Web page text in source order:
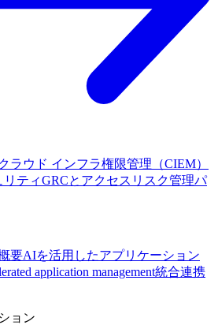
クラウド インフラ権限管理（CIEM）
ティGRCとアクセスリスク管理パ
要AIを活用したアプリケーション
application management統合連携
ョン